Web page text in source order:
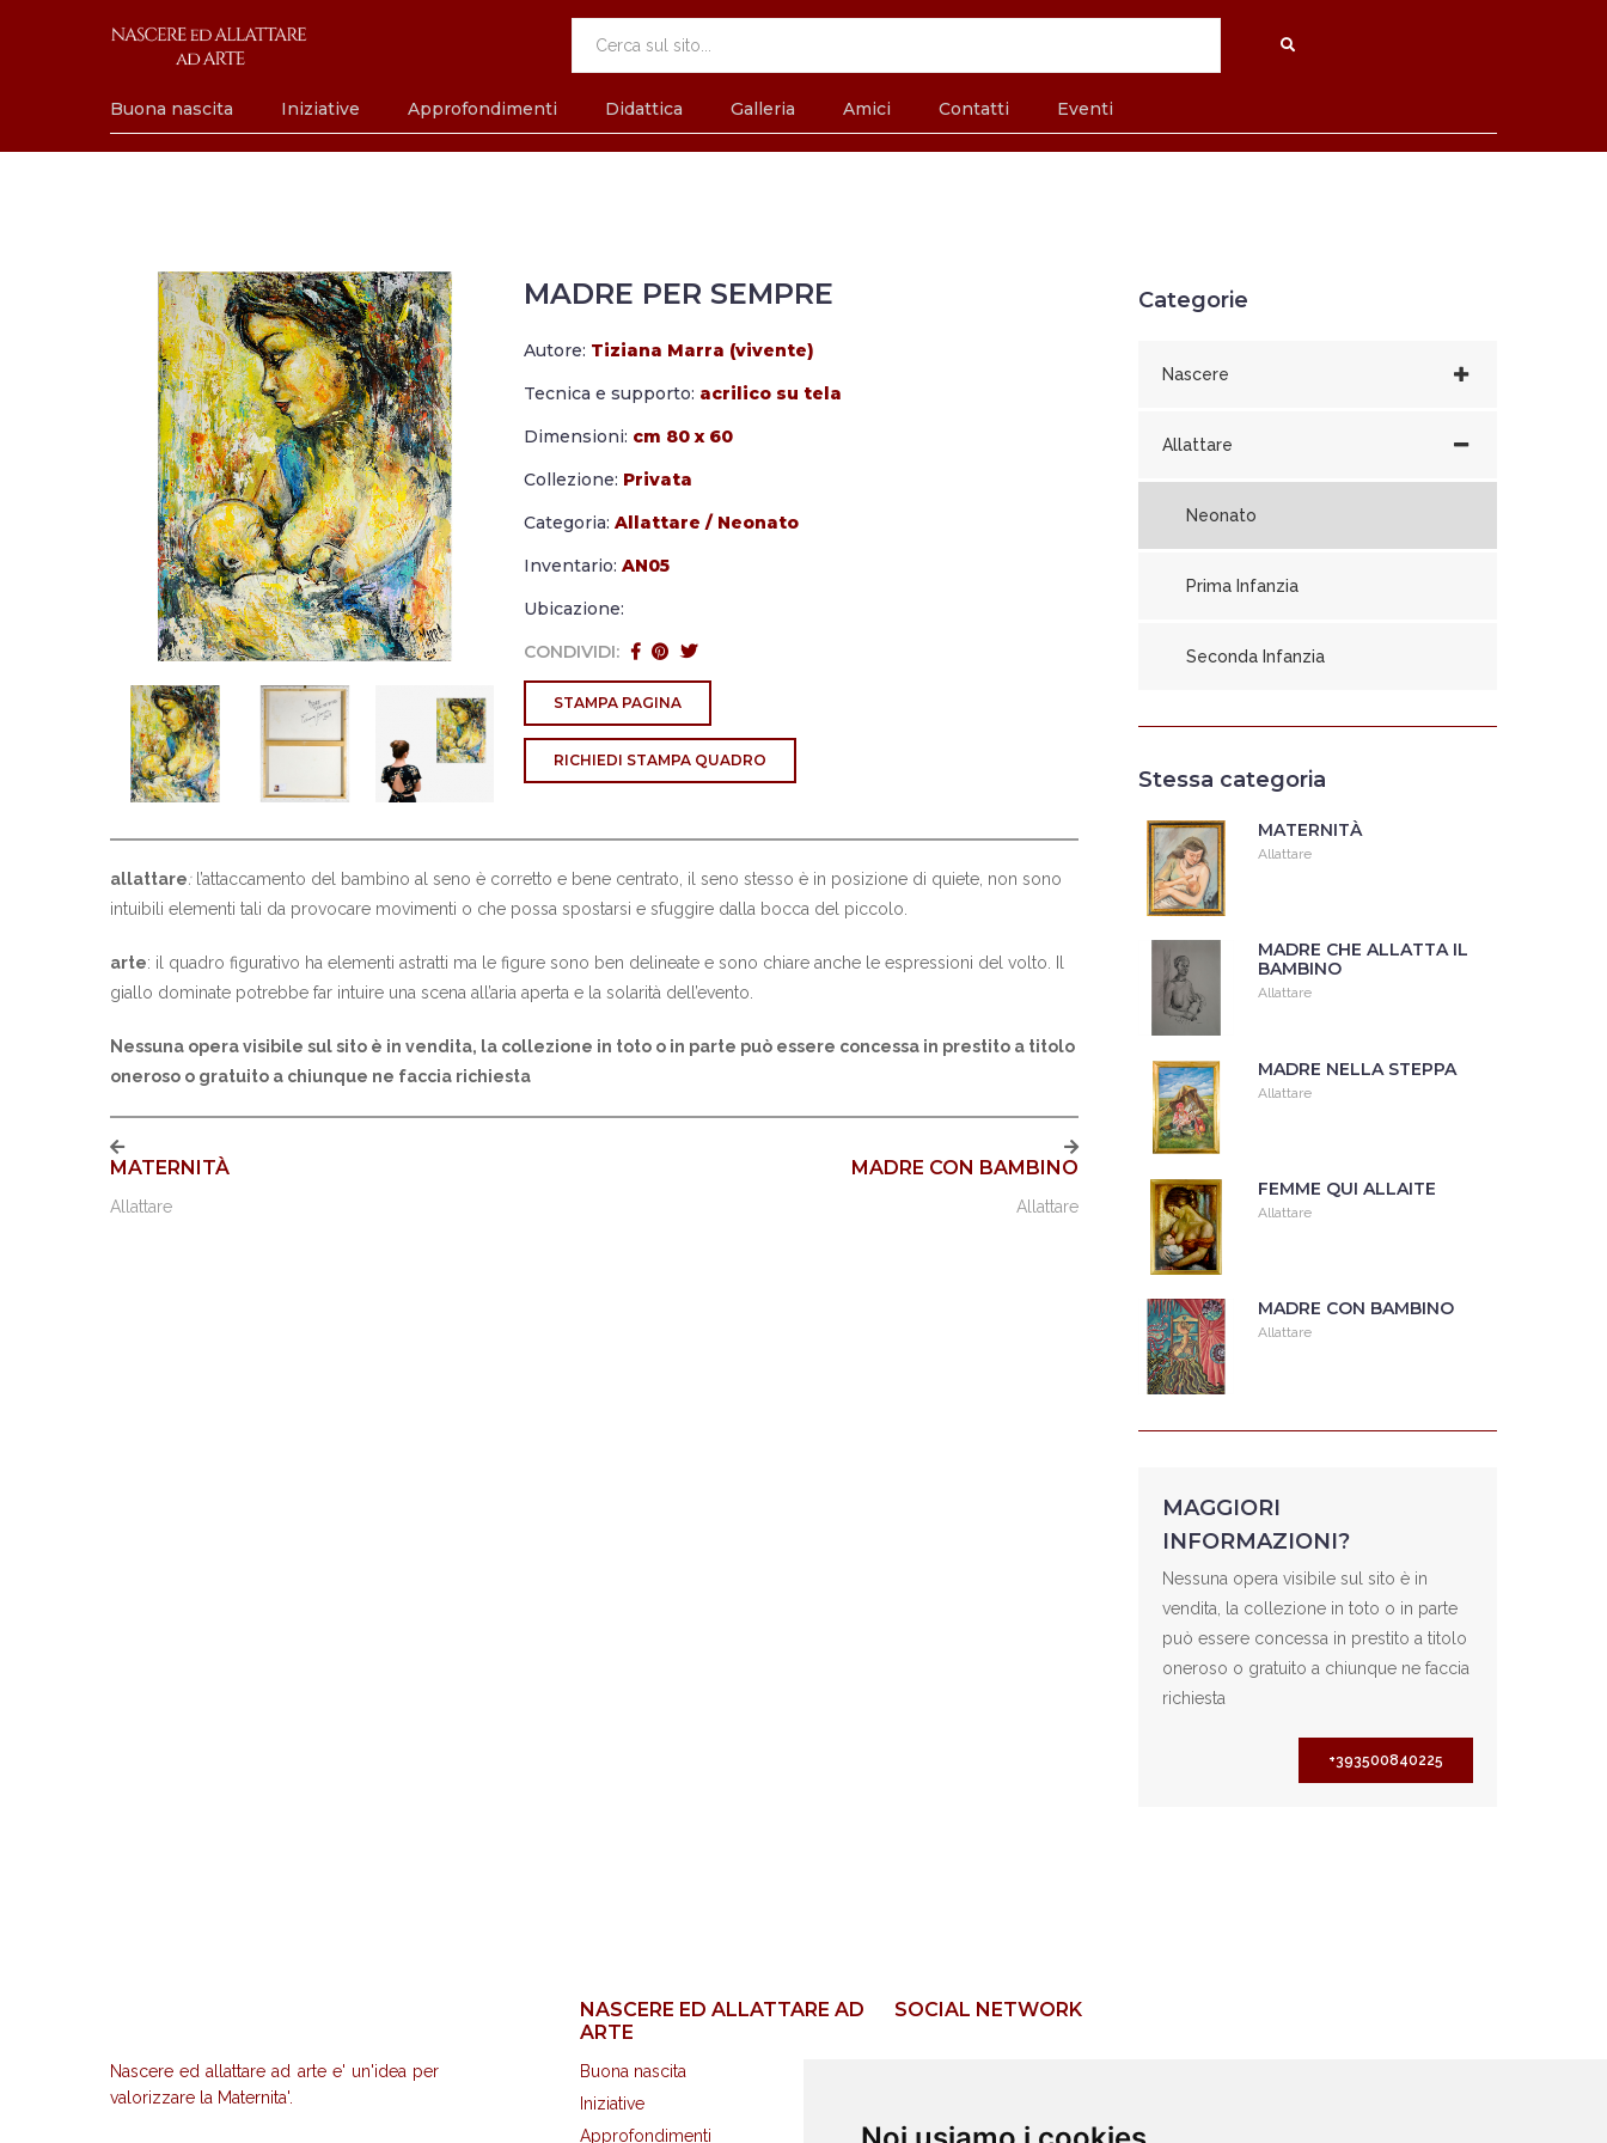
Buona nascita Iniziative Approfondimenti Didattica Galleria Amici Contatti Eventi
MADRE PER SEMPRE
Autore: Tiziana Marra (vivente)
Tecnica e supporto: acrilico su tela
Dimensioni: cm 80 x 60
Collezione: Privata
Categoria: Allattare / Neonato
Inventario: AN05
Ubicazione:
CONDIVIDI:
STAMPA PAGINA
RICHIEDI STAMPA QUADRO
allattare: l’attaccamento del bambino al seno è corretto e bene centrato, il seno stesso è in posizione di quiete, non sono
intuibili elementi tali da provocare movimenti o che possa spostarsi e sfuggire dalla bocca del piccolo.
arte: il quadro figurativo ha elementi astratti ma le figure sono ben delineate e sono chiare anche le espressioni del volto. Il
giallo dominate potrebbe far intuire una scena all’aria aperta e la solarità dell’evento.
Nessuna opera visibile sul sito è in vendita, la collezione in toto o in parte può essere concessa in prestito a titolo
oneroso o gratuito a chiunque ne faccia richiesta
MATERNITÀ
Allattare
MADRE CON BAMBINO
Allattare
Categorie
Nascere
Allattare
Neonato
Prima Infanzia
Seconda Infanzia
Stessa categoria
MATERNITÀ
Allattare
MADRE CHE ALLATTA IL
BAMBINO
Allattare
MADRE NELLA STEPPA
Allattare
FEMME QUI ALLAITE
Allattare
MADRE CON BAMBINO
Allattare
MAGGIORI
INFORMAZIONI?
Nessuna opera visibile sul sito è in
vendita, la collezione in toto o in parte
può essere concessa in prestito a titolo
oneroso o gratuito a chiunque ne faccia
richiesta
+393500840225
Nascere ed allattare ad arte e' un'idea per
valorizzare la Maternita'.
NASCERE ED ALLATTARE AD
ARTE
Buona nascita
Iniziative
Approfondimenti
SOCIAL NETWORK